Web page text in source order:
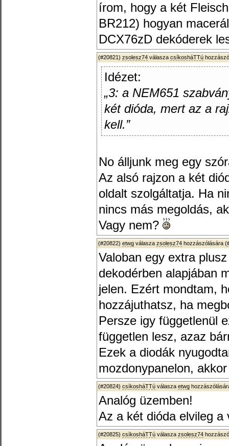
írom, hogy a két
BR212) hogyan
DCX76zD dekóderek
(#20821) zsolesz74 válasza csíkosháTTú
Idézet:
„3: a NEM651
két dióda, mert az a
kell.”
No álljunk meg egy
Az alsó rajzon a két
oldalt szolgáltatja. Ha
nincs más megoldás,
Vagy nem?
(#20822) etwg válasza zsolesz74 hozzászólására (
Valoban egy extra
dekodérben alapjában
jelen. Ezért mondtam,
hozzájuthatsz, ha
Persze igy függetlenül
független lesz, azaz
Ezek a diodák
mozdonypanelon,
(#20824) csíkosháTTú válasza etwg
Analóg üzemben!
Az a két dióda elvileg a
(#20825) csíkosháTTú válasza zsolesz74